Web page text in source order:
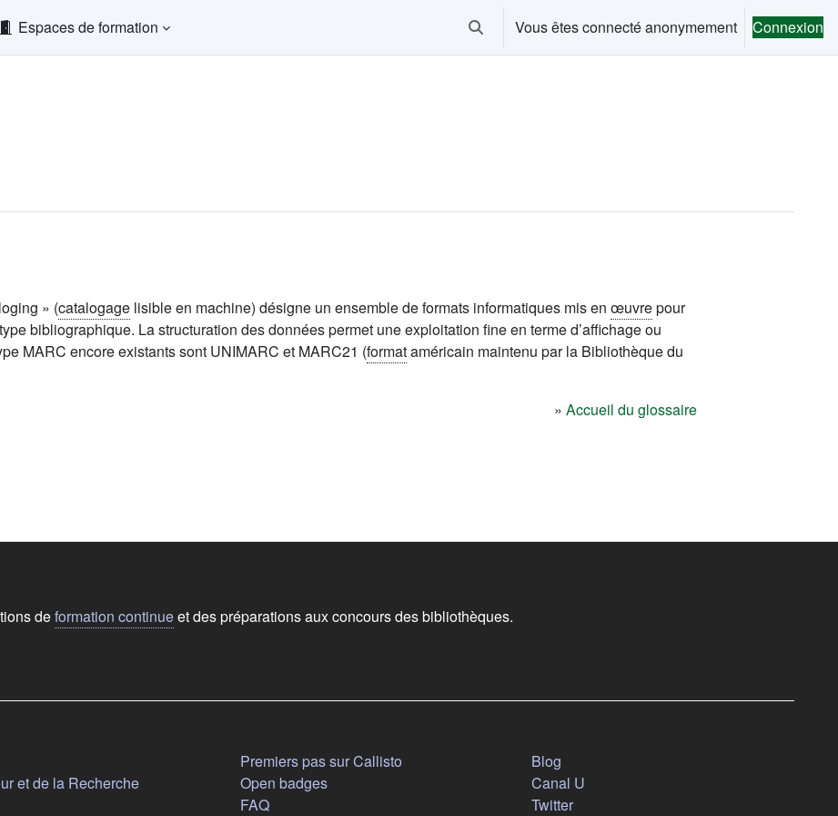
Espaces de formation Activer/désactiver la saisie de recherche
Vous êtes connecté anonymement Connexion
» (catalogage lisible en machine) désigne un ensemble de formats informatiques mis en œuvrepour
bibliographique. La structuration des données permet une exploitation fine en terme d’affichage ou
MARC encore existants sont UNIMARC et MARC21 (formataméricain maintenu par la Bibliothèque du
» Accueil du glossaire
deformation continueet des préparations aux concours des bibliothèques.
nouvel onglet)
et de la Recherche(s'ouvre dans un nouvel onglet)
Premiers pas sur Callisto
Open badges
FAQ
Blog(s'ouvre dans un nouvel onglet)
Canal U(s'ouvre dans un nouvel onglet)
Twitter(s'ouvre dans un nouvel onglet)